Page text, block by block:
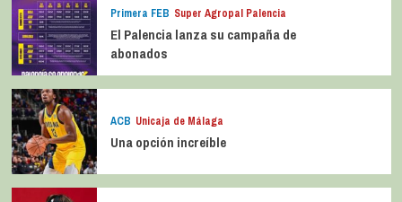
Primera FEB Super Agropal Palencia
El Palencia lanza su campaña de
abonados
ACB Unicaja de Málaga
Una opción increíble